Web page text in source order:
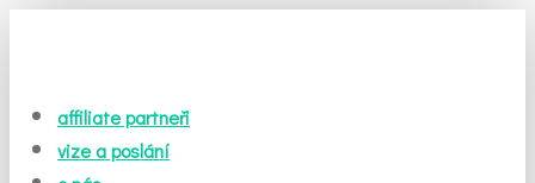
affiliate partneři
vize a poslání